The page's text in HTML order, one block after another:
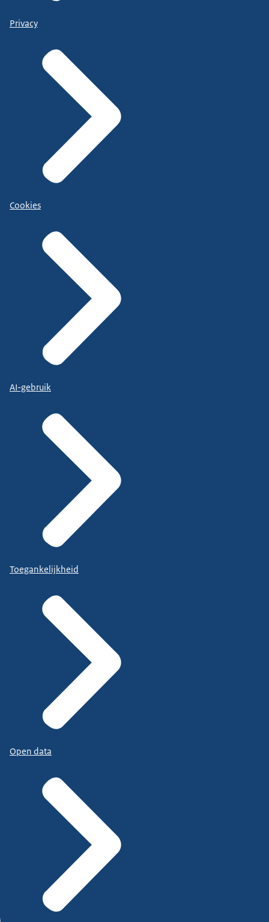
Privacy
Cookies
AI-gebruik
Toegankelijkheid
Open data